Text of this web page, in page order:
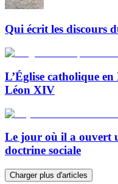
Qui écrit les discours
L’Église catholique
Léon XIV
Le jour où il a ouvert
doctrine sociale
Charger plus d'articles